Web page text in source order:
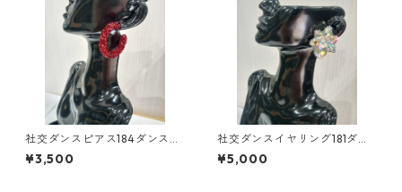
社交ダンスピアス184ダンスア
クセサリーベリーダンスブラ
イダルアクセサリー
¥3,500
社交ダンスイヤリング181ダン
スアクセサリーベリーダンス
ブライダルアクセサリー
¥5,000